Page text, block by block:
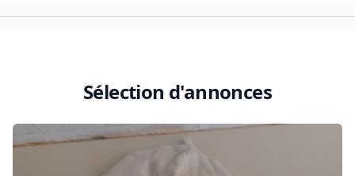
Sélection d'annonces